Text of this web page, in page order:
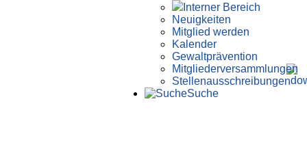
Interner Bereich
Neuigkeiten
Mitglied werden
Kalender
Gewaltprävention
Mitglieder­versammlungen
Stellen­aus­schrei­bungen
Suche